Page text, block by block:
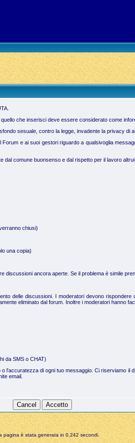
che inserisci deve essere considerato come
sesuale, contro la legge, invadente la privacy di
e ai suoi gestori riguardo a qualsivoglia
comune buonsenso e dal rispetto per il lavoro altrui.
chiusi)
una copia)
ancora aperte. Se il problema è simile
delle discussioni. I moderatori devono
eliminato dal forum. Inoltre i moderatori hanno
da SMS o CHAT)
di ogni tuo messaggio. Ci riserviamo
email.
pagina è stata generata in 0,242 secondi.